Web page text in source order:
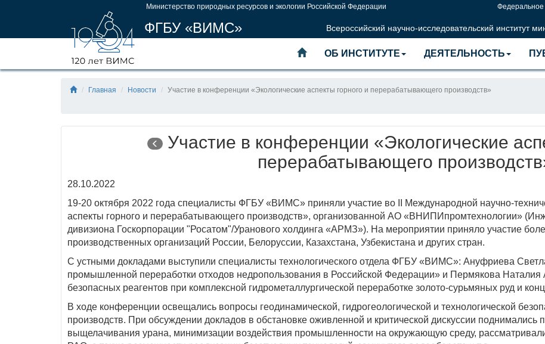
Министерство природных ресурсов и экологии Российской Федерации
ФГБУ «ВИМС» Всероссийский научно-исследовательский институт
ОБ ИНСТИТУТЕ ДЕЯТЕЛЬНОСТЬ
Главная Новости Участие в конференции «Экологические аспекты горного и перерабатывающего производств»
Участие в конференции «Экологические
перерабатывающего
28.10.2022
19-20 октября 2022 года специалисты ФГБУ «ВИМС» приняли участие во II Международной научно-
аспекты горного и перерабатывающего производств», организованной АО «ВНИПИпромтехнологии»
дивизиона Госкорпорации "Росатом"/Уранового холдинга «АРМЗ»). На мероприятии приняло участие
производственных организаций России, Белоруссии, Казахстана, Узбекистана и других стран.
С устными докладами выступили специалисты технологического отдела ФГБУ «ВИМС»: Ануфриева
промышленной переработки отходов недропользования в Российской Федерации» и Пермякова Наталия
безопасных реагентов при комплексной гидрометаллургической переработке золото-сурьмяных руд и
В ходе конференции освещались вопросы геодинамической, гидрогеологической и технологической
производств. При обсуждении докладов в обстановке оживленной и критической дискуссии поднимались
выщелачивания урана, минимизации воздействия промышленности на окружающую среду,